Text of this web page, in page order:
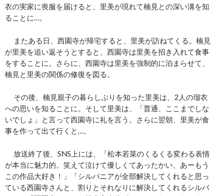
衣の実家に喪服を届けると、里美が現れて楠見との深い溝を知
ることに…。
またある日、西園寺が帰宅すると、里美が訪ねてくる。楠見
が里美を追い返そうとすると、西園寺は里美を招き入れて食事
をすることに。さらに、西園寺は里美を強制的に泊まらせて、
楠見と里美の関係の修復を図る。
その後、楠見親子の暮らしぶりを知った里美は、2人の瑠衣
への思いを知ることに。そして里美は、「普通、ここまでしな
いでしょ」と言って西園寺に礼を言う。さらに翌朝、里美が食
事を作って出て行くと…。
放送終了後、SNS上には、「松本若菜のくるくる変わる表情
が本当に魅力的。笑えて泣けて優しくてあったかい、あーもう
この作品大好き！」「シルバニアが全部解決してくれると思っ
ている西園寺さんと、割りとそれなりに解決してくれるシルバ